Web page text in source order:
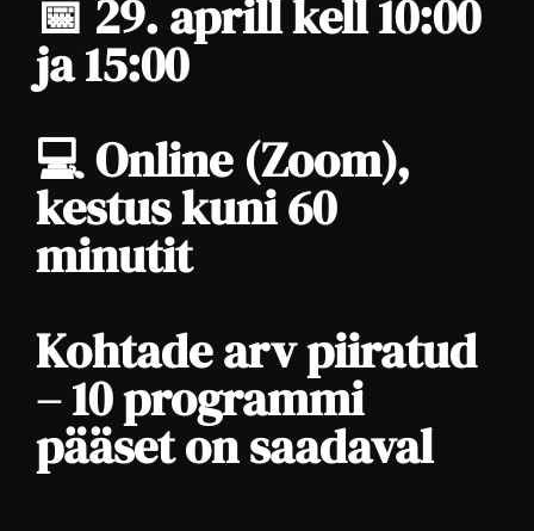
📅 29. aprill kell 10:00
ja 15:00
💻 Online (Zoom),
kestus kuni 60
minutit
Kohtade arv piiratud
– 10 programmi
pääset on saadaval